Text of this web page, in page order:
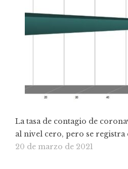
La tasa de contagio de
al nivel cero, pero se
20 de marzo de 2021